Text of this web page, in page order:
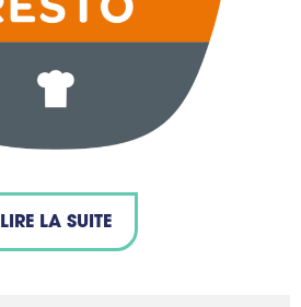
LIRE LA SUITE